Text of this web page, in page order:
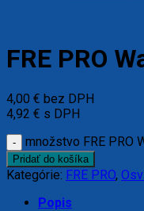
FRE PRO
4,00 € bez DPH
4,92 € s DPH
množstvo FRE PRO
Pridať do košíka
Kategórie: FRE PRO,
Popis